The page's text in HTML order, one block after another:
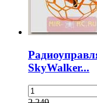
SkyWalker...